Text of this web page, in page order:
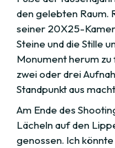
den gelebten Raum.
seiner 20X25-
Steine und die Stille
Monument herum
zwei oder drei
Standpunkt aus
Am Ende des
Lächeln auf den
genossen. Ich